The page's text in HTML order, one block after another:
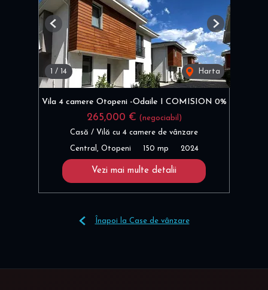
1 / 14 Harta
Previous Next
Vila 4 camere Otopeni -Odaile I COMISION 0%
265,000 € (negociabil)
Casă / Vilă cu 4 camere de vânzare
Central, Otopeni 150 mp 2024
Vezi mai multe detalii
Înapoi la Case de vânzare